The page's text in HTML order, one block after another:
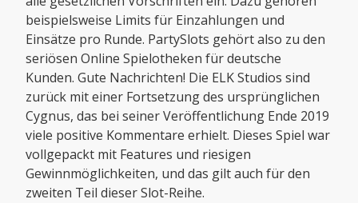
beispielsweise Limits für Einzahlungen und
Einsätze pro Runde. PartySlots gehört also zu den
seriösen Online Spielotheken für deutsche
Kunden. Gute Nachrichten! Die ELK Studios sind
zurück mit einer Fortsetzung des ursprünglichen
Cygnus, das bei seiner Veröffentlichung Ende 2019
viele positive Kommentare erhielt. Dieses Spiel war
vollgepackt mit Features und riesigen
Gewinnmöglichkeiten, und das gilt auch für den
zweiten Teil dieser Slot-Reihe.